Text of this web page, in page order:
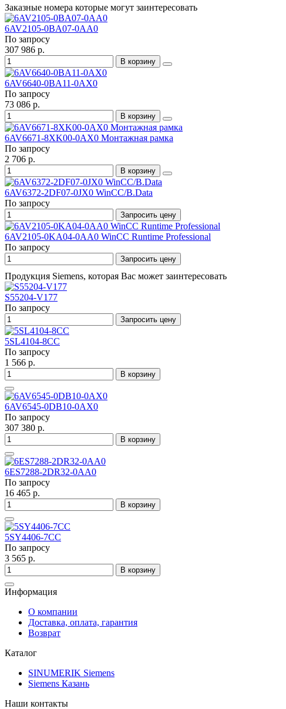
Заказные номера которые могут заинтересовать
6AV2105-0BA07-0AA0
По запросу
307 986 р.
В корзину
6AV6640-0BA11-0AX0
По запросу
73 086 р.
В корзину
6AV6671-8XK00-0AX0 Монтажная рамка
По запросу
2 706 р.
В корзину
6AV6372-2DF07-0JX0 WinCC/B.Data
По запросу
Запросить цену
6AV2105-0KA04-0AA0 WinCC Runtime Professional
По запросу
Запросить цену
Продукция Siemens, которая Вас может заинтересовать
S55204-V177
По запросу
Запросить цену
5SL4104-8CC
По запросу
1 566 р.
В корзину
6AV6545-0DB10-0AX0
По запросу
307 380 р.
В корзину
6ES7288-2DR32-0AA0
По запросу
16 465 р.
В корзину
5SY4406-7CC
По запросу
3 565 р.
В корзину
Информация
О компании
Доставка, оплата, гарантия
Возврат
Каталог
SINUMERIK Siemens
Siemens Казань
Наши контакты